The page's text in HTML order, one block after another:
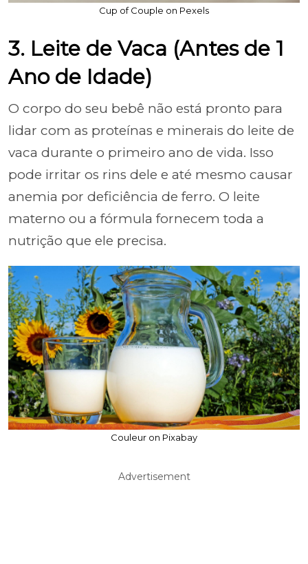
Cup of Couple on Pexels
3. Leite de Vaca (Antes de 1
Ano de Idade)
O corpo do seu bebê não está pronto para
lidar com as proteínas e minerais do leite de
vaca durante o primeiro ano de vida. Isso
pode irritar os rins dele e até mesmo causar
anemia por deficiência de ferro. O leite
materno ou a fórmula fornecem toda a
nutrição que ele precisa.
Couleur on Pixabay
Advertisement